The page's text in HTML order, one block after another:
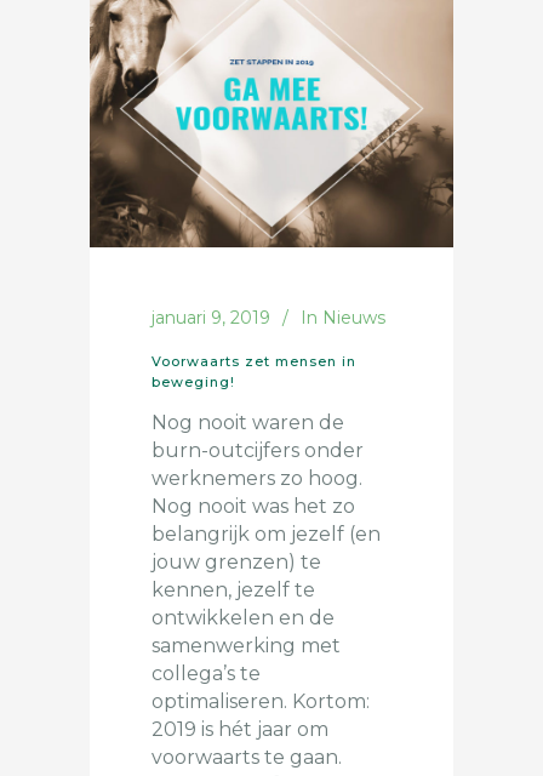
januari 9, 2019 In Nieuws
Voorwaarts zet mensen in
beweging!
Nog nooit waren de
burn-outcijfers onder
werknemers zo hoog.
Nog nooit was het zo
belangrijk om jezelf (en
jouw grenzen) te
kennen, jezelf te
ontwikkelen en de
samenwerking met
collega’s te
optimaliseren. Kortom:
2019 is hét jaar om
voorwaarts te gaan.